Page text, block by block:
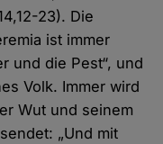
23). Die
ist immer
und die Pest“, und
Volk. Immer wird
Wut und seinem
„Und mit